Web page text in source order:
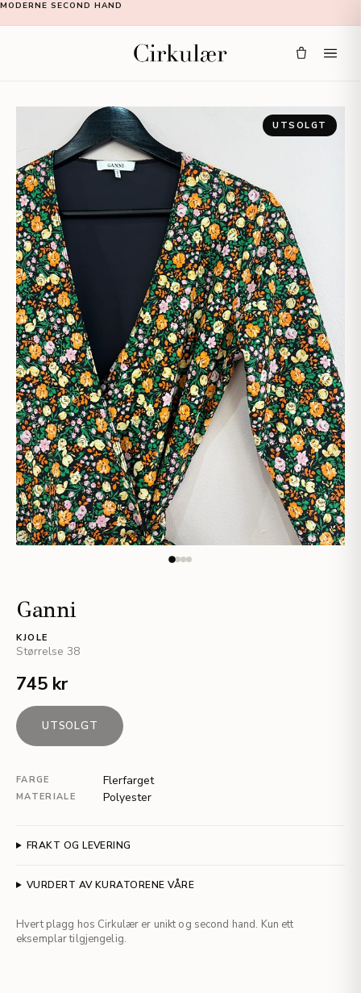
MODERNE SECOND HAND
UTSOLGT
Ganni
KJOLE
Størrelse 38
745 kr
UTSOLGT
FARGE Flerfarget
MATERIALE Polyester
FRAKT OG LEVERING
VURDERT AV KURATORENE VÅRE
Hvert plagg hos Cirkulær er unikt og second hand. Kun ett
eksemplar tilgjengelig.